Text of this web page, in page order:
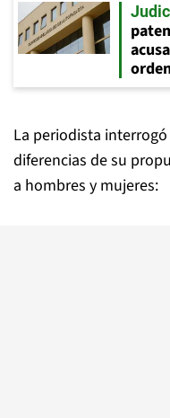
La periodista
diferencias de su
a hombres y mujeres: